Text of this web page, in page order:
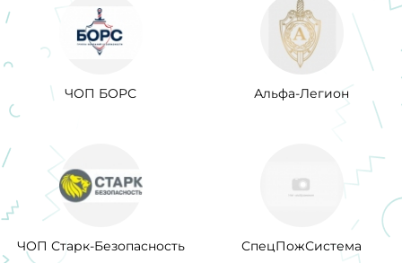
ЧОП БОРС Альфа-Легион
ЧОП Старк-Безопасность СпецПожСистема